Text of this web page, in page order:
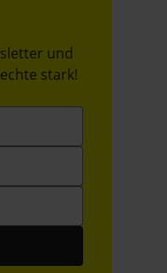
und
stark!